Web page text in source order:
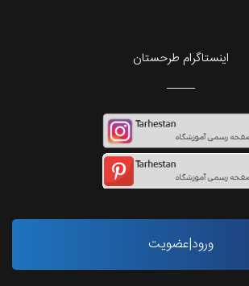
اینستاگرام طرحستان
ورود|عضویت